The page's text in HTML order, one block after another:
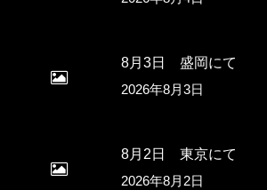
8月3日 盛岡にて
2026年8月3日
8月2日 東京にて
2026年8月2日